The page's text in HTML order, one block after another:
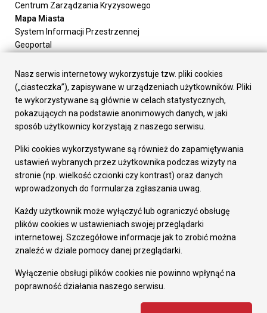
Centrum Zarządzania Kryzysowego
Mapa Miasta
System Informacji Przestrzennej
Geoportal
Załatw sprawę
Prezydent Miasta
Rada Miasta
Wydziały
Elektroniczna Skrzynka Podawcza
Gospodarka
Fundusze europejskie
Środki krajowe
Oferty inwestycyjne
Pozostałe
Deklaracja dostępności
Dane osobowe
Dodaj opinię o witrynie
Nasz serwis internetowy wykorzystuje tzw. pliki cookies
(„ciasteczka”), zapisywane w urządzeniach użytkowników. Pliki
te wykorzystywane są głównie w celach statystycznych,
pokazujących na podstawie anonimowych danych, w jaki
sposób użytkownicy korzystają z naszego serwisu.
Pliki cookies wykorzystywane są również do zapamiętywania
ustawień wybranych przez użytkownika podczas wizyty na
stronie (np. wielkość czcionki czy kontrast) oraz danych
wprowadzonych do formularza zgłaszania uwag.
Każdy użytkownik może wyłączyć lub ograniczyć obsługę
plików cookies w ustawieniach swojej przeglądarki
internetowej. Szczegółowe informacje jak to zrobić można
znaleźć w dziale pomocy danej przeglądarki.
Wyłączenie obsługi plików cookies nie powinno wpłynąć na
poprawność działania naszego serwisu.